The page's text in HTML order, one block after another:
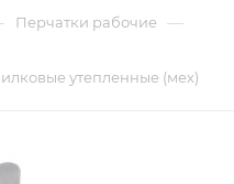
Перчатки рабочие —
утепленные (мех)